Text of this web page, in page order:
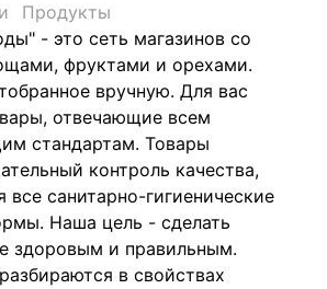
Продукты
- это сеть магазинов со
фруктами и орехами.
вручную. Для вас
отвечающие всем
стандартам. Товары
контроль качества,
санитарно-гигиенические
Наша цель - сделать
здоровым и правильным.
в свойствах